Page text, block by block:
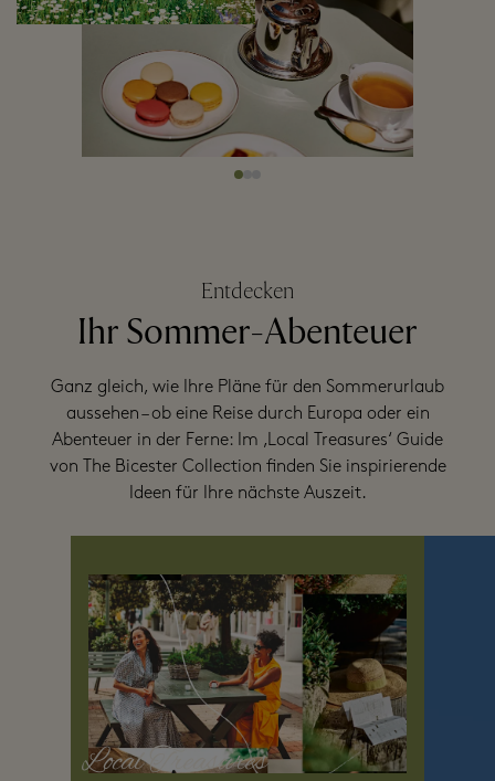
Entdecken
Ihr Sommer-Abenteuer
Ganz gleich, wie Ihre Pläne für den Sommerurlaub
aussehen – ob eine Reise durch Europa oder ein
Abenteuer in der Ferne: Im ‚Local Treasures‘ Guide
von The Bicester Collection finden Sie inspirierende
Ideen für Ihre nächste Auszeit.
Local Treasures